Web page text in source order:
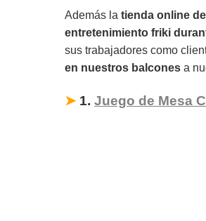
Además la tienda online
entretenimiento friki
sus trabajadores como
en nuestros balcones a
➤ 1. Juego de Mesa